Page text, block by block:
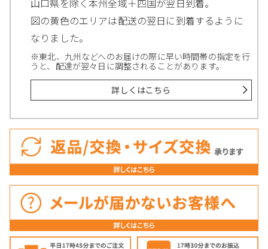
図の黄色のエリアは配送の翌日に到着するように
なりました。
※東北、九州などへのお届けの際に早い時間帯の指定を行
うと、配達が翌々日に調整されることがあります。
詳しくはこちら